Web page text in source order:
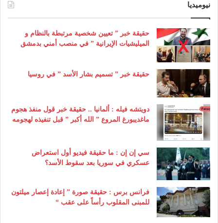
نيوميديا
حقيقة خبر ” تعيين شخصية مرتبطة بالنظام و
الميليشيات الإيرانية ” في منصب أمني بدمشق
حقيقة خبر ” تسميم بشار الأسد ” في روسيا
دويتشه فيله : ألمانيا .. حقيقة خبر قول منفذ هجوم
ماغديبورغ المروع ” الله أكبر ” قبل تنفيذه لهجومه
سي إن إن : ما حقيقة فيديو أول استعراض
عسكري في سوريا بعد سقوط الأسد؟
فرانس برس : حقيقة صورة ” إعادة إعصار ميلتون
للمبنى المقلوب رأساً على عقب “